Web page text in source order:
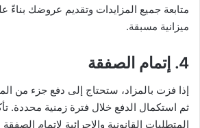
متابعة جميع المزايدات وتقديم عروضك بناءً
ميزانية مسبقة.
4. إتمام الصفقة
ثم استكمال الدفع خلال فترة زمنية محددة.
المتطلبات القانونية والإجرائية لإتمام